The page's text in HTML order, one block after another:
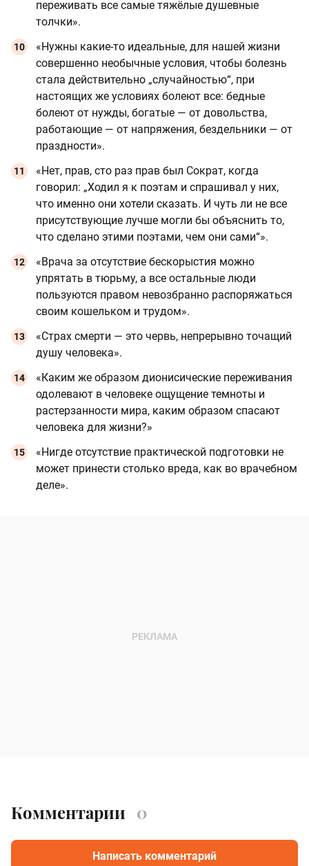
переживать все самые тяжёлые душевные
толчки».
«Нужны какие-то идеальные, для нашей жизни
совершенно необычные условия, чтобы болезнь
стала действительно „случайностью“, при
настоящих же условиях болеют все: бедные
болеют от нужды, богатые — от довольства,
работающие — от напряжения, бездельники — от
праздности».
«Нет, прав, сто раз прав был Сократ, когда
говорил: „Ходил я к поэтам и спрашивал у них,
что именно они хотели сказать. И чуть ли не все
присутствующие лучше могли бы объяснить то,
что сделано этими поэтами, чем они сами“».
«Врача за отсутствие бескорыстия можно
упрятать в тюрьму, а все остальные люди
пользуются правом невозбранно распоряжаться
своим кошельком и трудом».
«Страх смерти — это червь, непрерывно точащий
душу человека».
«Каким же образом дионисические переживания
одолевают в человеке ощущение темноты и
растерзанности мира, каким образом спасают
человека для жизни?»
«Нигде отсутствие практической подготовки не
может принести столько вреда, как во врачебном
деле».
Комментарии 0
Написать комментарий